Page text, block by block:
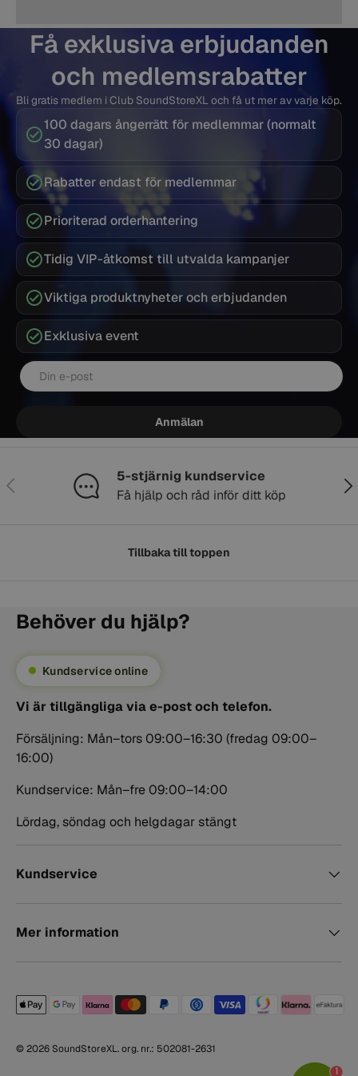
Få exklusiva erbjudanden
och medlemsrabatter
Bli gratis medlem i Club SoundStoreXL och få ut mer av varje köp.
100 dagars ångerrätt för medlemmar (normalt
30 dagar)
Rabatter endast för medlemmar
Prioriterad orderhantering
Tidig VIP-åtkomst till utvalda kampanjer
Viktiga produktnyheter och erbjudanden
Exklusiva event
E-post
Anmälan
Föregående
5-stjärnig kundservice
Få hjälp och råd inför ditt köp
Tillbaka till toppen
Behöver du hjälp?
Kundservice online
Vi är tillgängliga via e-post och telefon.
Försäljning: Mån–tors 09:00–16:30 (fredag 09:00–
16:00)
Kundservice: Mån–fre 09:00–14:00
Lördag, söndag och helgdagar stängt
Kundservice
Mer information
Betalningsmetoder accepterade
© 2026 SoundStoreXL. org. nr.: 502081-2631
1